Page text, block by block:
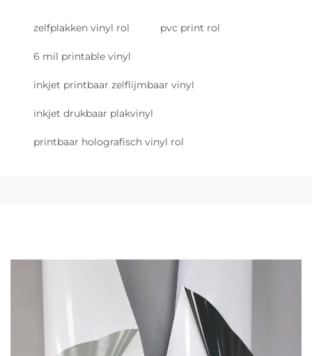
zelfplakken vinyl rol pvc print rol
6 mil printable vinyl
inkjet printbaar zelflijmbaar vinyl
inkjet drukbaar plakvinyl
printbaar holografisch vinyl rol